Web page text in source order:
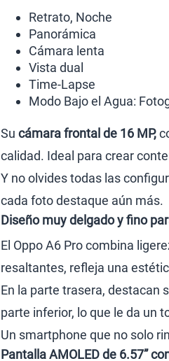
Retrato, Noche
Panorámica
Cámara lenta
Vista dual
Time-Lapse
Modo Bajo el Agua:
Su cámara frontal de 16 MP,
calidad. Ideal para crear
Y no olvides todas las
cada foto destaque aún más.
Diseño muy delgado y fino
El Oppo A6 Pro combina
resaltantes, refleja una
En la parte trasera, destacan
parte inferior, lo que le da un
Un smartphone que no solo
Pantalla AMOLED de 6.57”